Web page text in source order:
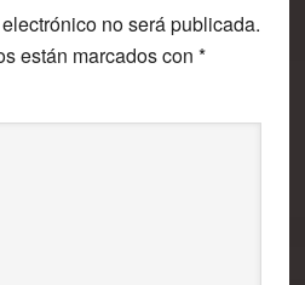
no será publicada.
están marcados con *